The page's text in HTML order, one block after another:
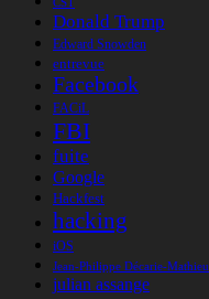
CST
Donald Trump
Edward Snowden
entrevue
Facebook
FACiL
FBI
fuite
Google
Hackfest
hacking
iOS
Jean-Philippe Décarie-Mathieu
julian assange